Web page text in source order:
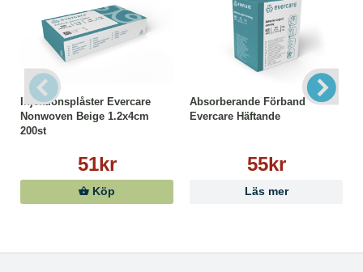
Injektionsplåster Evercare
Nonwoven Beige 1.2x4cm
200st
51kr
Köp
Absorberande Förband
Evercare Häftande
55kr
Läs mer